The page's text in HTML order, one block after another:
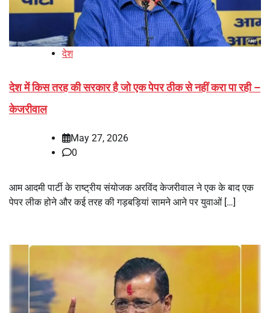
देश
देश में किस तरह की सरकार है जो एक पेपर ठीक से नहीं करा पा रही –
केजरीवाल
May 27, 2026
0
आम आदमी पार्टी के राष्ट्रीय संयोजक अरविंद केजरीवाल ने एक के बाद एक
पेपर लीक होने और कई तरह की गड़बड़ियां सामने आने पर युवाओं […]